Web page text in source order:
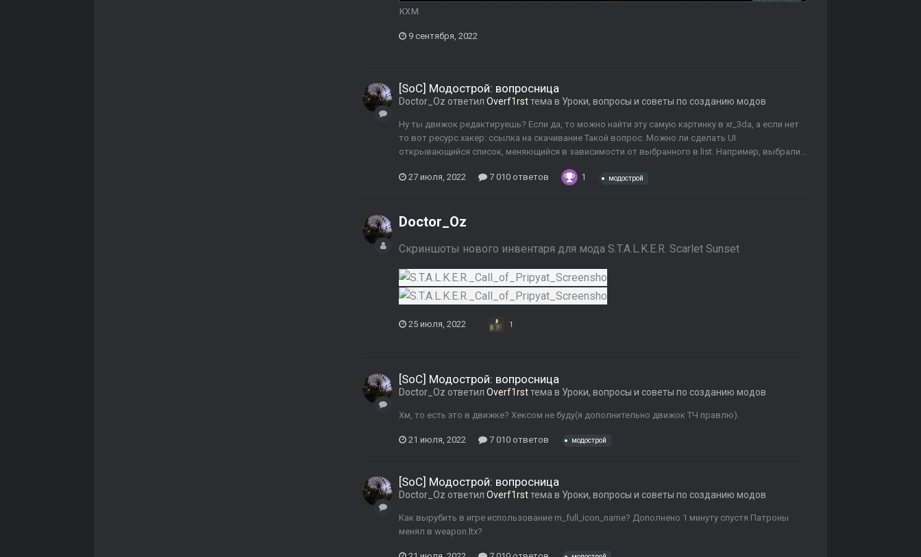
кхм
9 сентября, 2022
[SoC] Модострой: вопросница
Doctor_Oz ответил Overf1rstтема в Уроки, вопросы и советы по созданию модов
Ну ты движок редактируешь? Если да, то можно найти эту самую картинку в xr_3da, а если нет
то вот ресурс хакер: ссылка на скачивание Такой вопрос. Можно ли сделать UI
открывающийся список, меняющийся в зависимости от выбранного в list. Например, выбрали...
27 июля, 2022 7 010 ответов 1 модострой
Doctor_Oz
Скриншоты нового инвентаря для мода S.T.A.L.K.E.R. Scarlet Sunset
25 июля, 2022 1
[SoC] Модострой: вопросница
Doctor_Oz ответил Overf1rstтема в Уроки, вопросы и советы по созданию модов
Хм, то есть это в движке? Хексом не буду(я дополнительно движок ТЧ правлю).
21 июля, 2022 7 010 ответов модострой
[SoC] Модострой: вопросница
Doctor_Oz ответил Overf1rstтема в Уроки, вопросы и советы по созданию модов
Как вырубить в игре использование m_full_icon_name? Дополнено 1 минуту спустя Патроны
менял в weapon.ltx?